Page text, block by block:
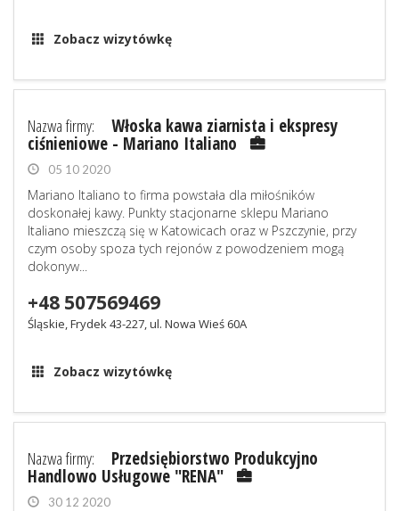
Zobacz wizytówkę
Nazwa firmy: Włoska kawa ziarnista i ekspresy
ciśnieniowe - Mariano Italiano
05 10 2020
Mariano Italiano to firma powstała dla miłośników
doskonałej kawy. Punkty stacjonarne sklepu Mariano
Italiano mieszczą się w Katowicach oraz w Pszczynie, przy
czym osoby spoza tych rejonów z powodzeniem mogą
dokonyw...
+48 507569469
Śląskie, Frydek 43-227, ul. Nowa Wieś 60A
Zobacz wizytówkę
Nazwa firmy: Przedsiębiorstwo Produkcyjno
Handlowo Usługowe "RENA"
30 12 2020